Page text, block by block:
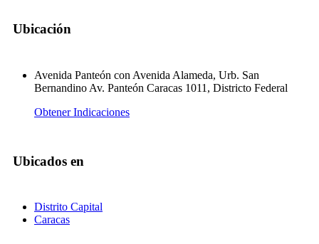
Ubicación
Avenida Panteón con Avenida Alameda, Urb. San
Bernandino Av. Panteón Caracas 1011, Districto Federal
Obtener Indicaciones
Ubicados en
Distrito Capital
Caracas